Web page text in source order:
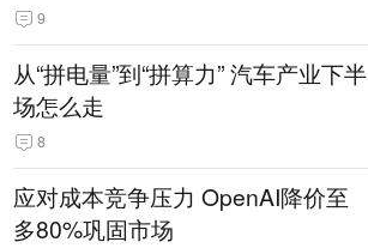
9
从“拼电量”到“拼算力” 汽车产业下半
场怎么走
8
应对成本竞争压力 OpenAI降价至
多80%巩固市场